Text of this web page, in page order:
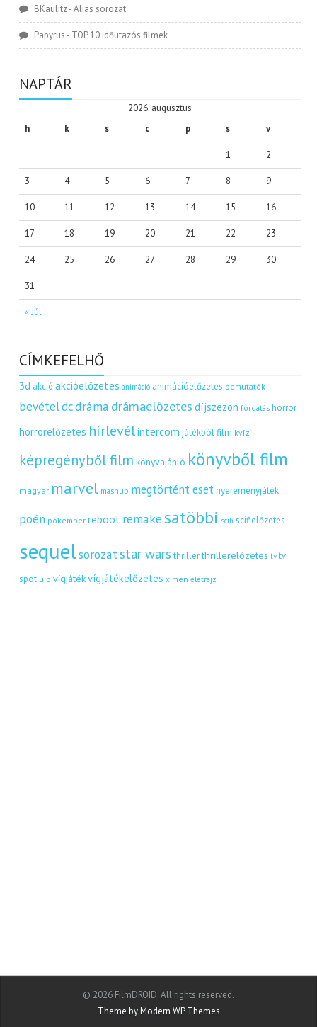
BKaulitz-Alias sorozat
Papyrus - TOP 10 időutazós filmek
NAPTÁR
2026. augusztus
h
k s c p s v
« Júl
1 2
3 4 5 6 7 8 9
10 11 12 13 14 15 16
17 18 19 20 21 22 23
24 25 26 27 28 29 30
31
CÍMKEFELHŐ
3d akció akcióelőzetes animáció animációelőzetes bemutatók
bevételdcdráma drámaelőzetes díjszezon forgatás horror
horrorelőzetes hírlevélintercom játékból film kvíz
képregényből film könyvajánló könyvből film
magyar marvel mashup megtörtént eset nyereményjáték
poén pókember reboot remakesatöbbi scifi scifielőzetes
sequelsorozatstar wars thriller thrillerelőzetes tv tv
spot uip vígjátékvígjátékelőzetes x men életrajz
© 2026 FilmDROID. All rights reserved.
Theme by Modern WP Themes